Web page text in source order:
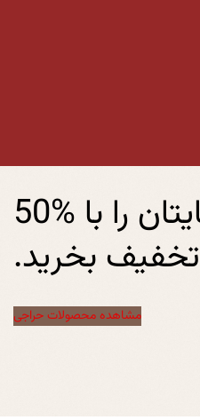
کفش هایتان را با %50
تخفیف بخرید.
مشاهده محصولات حراجی